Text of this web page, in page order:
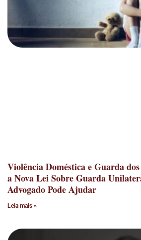
Violência Doméstica e Guarda
a Nova Lei Sobre Guarda
Advogado Pode Ajudar
Leia mais »